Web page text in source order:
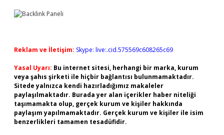
Reklam ve İletişim: Skype: live:.cid.575569c608265c69
Yasal Uyarı: Bu internet sitesi, herhangi bir marka, kurum
veya şahıs şirketi ile hiçbir bağlantısı bulunmamaktadır.
Sitede yalnızca kendi hazırladığımız makaleler
paylaşılmaktadır. Burada yer alan içerikler haber niteliği
taşımamakta olup, gerçek kurum ve kişiler hakkında
paylaşım yapılmamaktadır. Gerçek kurum ve kişiler ile isim
benzerlikleri tamamen tesadüfidir.